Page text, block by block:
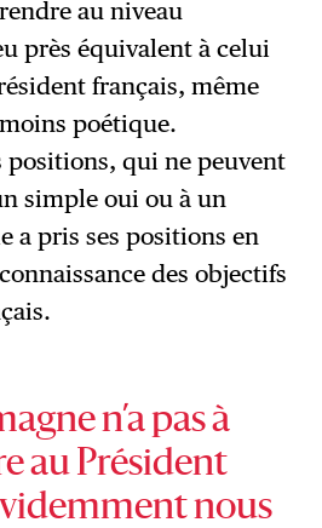
au niveau
près équivalent à celui
français, même
poétique.
positions, qui ne peuvent
simple oui ou à un
a pris ses positions en
des objectifs
n’a pas à
au Président
nous